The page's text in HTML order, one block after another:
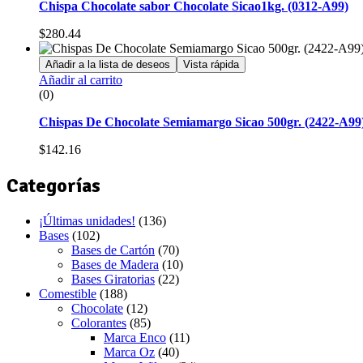
Chispa Chocolate sabor Chocolate Sicao1kg. (0312-A99)
$280.44
Añadir a la lista de deseos Vista rápida
Añadir al carrito
(0)
Chispas De Chocolate Semiamargo Sicao 500gr. (2422-
$142.16
Categorías
¡Últimas unidades! (136)
Bases (102)
Bases de Cartón (70)
Bases de Madera (10)
Bases Giratorias (22)
Comestible (188)
Chocolate (12)
Colorantes (85)
Marca Enco (11)
Marca Oz (40)